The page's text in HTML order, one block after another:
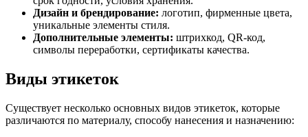
Дизайн и брендирование: логотип, фирменные цвета,
уникальные элементы стиля.
Дополнительные элементы: штрихкод, QR-код,
символы переработки, сертификаты качества.
Виды этикеток
Существует несколько основных видов этикеток, которые
различаются по материалу, способу нанесения и назначению: